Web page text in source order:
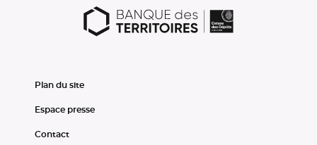
Plan du site
Espace presse
Contact